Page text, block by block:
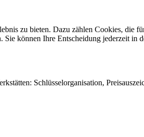
zu bieten. Dazu zählen Cookies,
Sie können Ihre Entscheidung jederzeit
Schlüsselorganisation,